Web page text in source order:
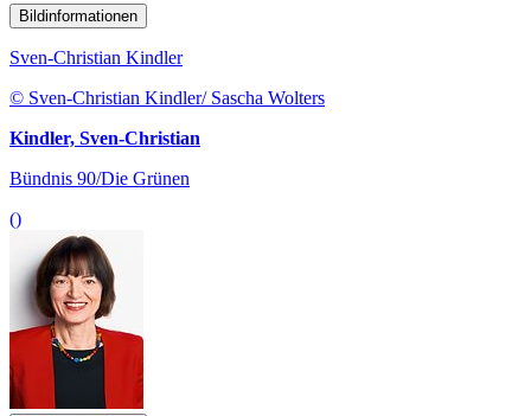
Bildinformationen
Sven-Christian Kindler
© Sven-Christian Kindler/ Sascha Wolters
Kindler, Sven-Christian
Bündnis 90/Die Grünen
()